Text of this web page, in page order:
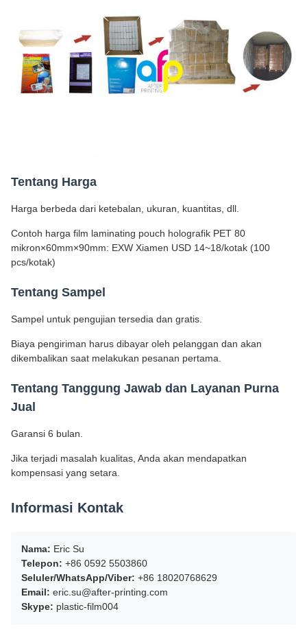
Tentang Harga
Harga berbeda dari ketebalan, ukuran, kuantitas, dll.
Contoh harga film laminating pouch holografik PET 80
mikron×60mm×90mm: EXW Xiamen USD 14~18/kotak (100
pcs/kotak)
Tentang Sampel
Sampel untuk pengujian tersedia dan gratis.
Biaya pengiriman harus dibayar oleh pelanggan dan akan
dikembalikan saat melakukan pesanan pertama.
Tentang Tanggung Jawab dan Layanan Purna
Jual
Garansi 6 bulan.
Jika terjadi masalah kualitas, Anda akan mendapatkan
kompensasi yang setara.
Informasi Kontak
Nama: Eric Su
Telepon: +86 0592 5503860
Seluler/WhatsApp/Viber: +86 18020768629
Email: eric.su@after-printing.com
Skype: plastic-film004